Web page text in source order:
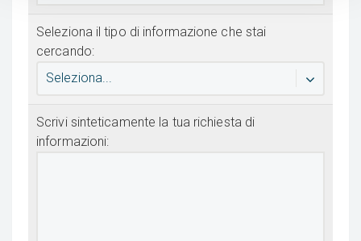
Seleziona il tipo di informazione che stai
cercando:
Seleziona...
Scrivi sinteticamente la tua richiesta di
informazioni: